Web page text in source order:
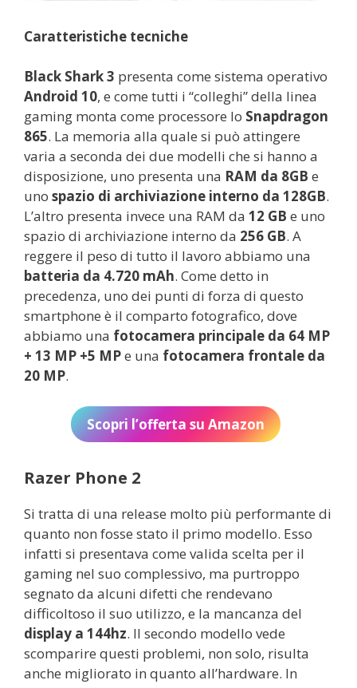
Caratteristiche tecniche
Black Shark 3 presenta come sistema operativo
Android 10, e come tutti i “colleghi” della linea
gaming monta come processore lo Snapdragon
865. La memoria alla quale si può attingere
varia a seconda dei due modelli che si hanno a
disposizione, uno presenta una RAM da 8GB e
uno spazio di archiviazione interno da 128GB.
L’altro presenta invece una RAM da 12 GB e uno
spazio di archiviazione interno da 256 GB. A
reggere il peso di tutto il lavoro abbiamo una
batteria da 4.720 mAh. Come detto in
precedenza, uno dei punti di forza di questo
smartphone è il comparto fotografico, dove
abbiamo una fotocamera principale da 64 MP
+ 13 MP +5 MPe una fotocamera frontale da
20 MP.
Scopri l’offerta su Amazon
Razer Phone 2
Si tratta di una release molto più performante di
quanto non fosse stato il primo modello. Esso
infatti si presentava come valida scelta per il
gaming nel suo complessivo, ma purtroppo
segnato da alcuni difetti che rendevano
difficoltoso il suo utilizzo, e la mancanza del
display a 144hz. Il secondo modello vede
scomparire questi problemi, non solo, risulta
anche migliorato in quanto all’hardware. In